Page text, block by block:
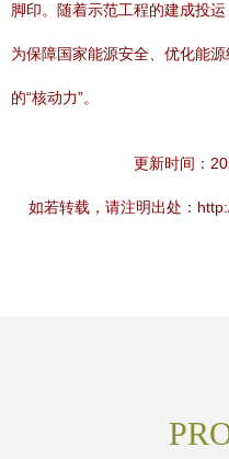
脚印。随着示范工程的建成投
为保障国家能源安全、优化能
的“核动力”。
更新时间：
如若转载，请注明出处：